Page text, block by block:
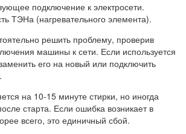
подключение к электросети.
ТЭНа (нагревательного элемента).
решить проблему, проверив
машины к сети. Если используется
его на новый или подключить
на 10-15 минуте стирки, но иногда
старта. Если ошибка возникает в
всего, это единичный сбой.